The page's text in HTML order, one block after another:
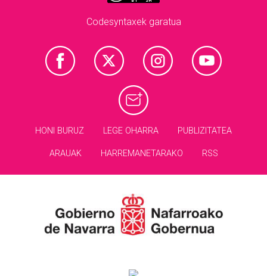
Codesyntaxek garatua
HONI BURUZ LEGE OHARRA PUBLIZITATEA
ARAUAK HARREMANETARAKO RSS